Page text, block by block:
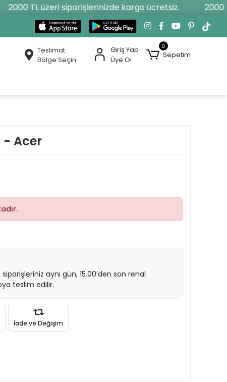
2000 TL üzeri siparişlerinizde kargo ücretsiz. 2000
Teslimat
Bölge Seçin
Giriş Yap
Üye Ol
0
Sepetim
- Acer
aynı gün, 15.00’den son renal
teslim edilir.
İade ve Değişim